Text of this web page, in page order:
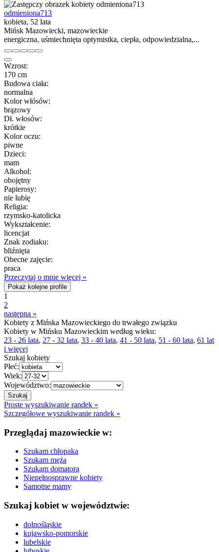
odmieniona713
kobieta, 52 lata
Mińsk Mazowiecki, mazowieckie
energiczna, uśmiechnięta optymistka, ciepła, odpowiedzialna,...
Wzrost:
170 cm
Budowa ciała:
normalna
Kolor włósów:
brązowy
Dł. włosów:
krótkie
Kolor oczu:
piwne
Dzieci:
mam
Alkohol:
obojętny
Papierosy:
nie lubię
Religia:
rzymsko-katolicka
Wykształcenie:
licencjat
Znak zodiaku:
bliźnięta
Obecne zajęcie:
praca
Przeczytaj o mnie więcej »
Pokaż kolejne profile
1
2
następna »
Kobiety z Mińska Mazowieckiego do trwałego związku
Kobiety w Mińsku Mazowieckim według wieku:
23 - 26 lata, 27 - 32 lata, 33 - 40 lata, 41 - 50 lata, 51 - 60 lata, 61 lat
i więcej
Szukaj kobiety
Płeć:
Wiek:
Województwo:
Proste wyszukiwanie randek »
Szczegółowe wyszukiwanie randek »
Przeglądaj mazowieckie w:
Szukam chłopaka
Szukam męża
Szukam domatora
Niepełnosprawne kobiety
Samotne mamy
Szukaj kobiet w województwie:
dolnośląskie
kujawsko-pomorskie
lubelskie